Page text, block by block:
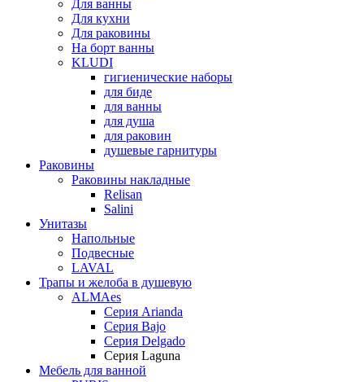
Для ванны
Для кухни
Для раковины
На борт ванны
KLUDI
гигиенические наборы
для биде
для ванны
для душа
для раковин
душевые гарнитуры
Раковины
Раковины накладные
Relisan
Salini
Унитазы
Напольные
Подвесные
LAVAL
Трапы и желоба в душевую
ALMAes
Серия Arianda
Серия Bajo
Серия Delgado
Серия Laguna
Мебель для ванной